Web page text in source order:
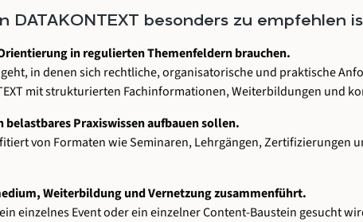
DATAKONTEXT besonders zu empfehlen
in regulierten Themenfeldern brauchen.
in denen sich rechtliche, organisatorische und praktische
mit strukturierten Fachinformationen, Weiterbildungen und
Praxiswissen aufbauen sollen.
von Formaten wie Seminaren, Lehrgängen, Zertifizierungen
Weiterbildung und Vernetzung zusammenführt.
einzelnes Event oder ein einzelner Content-Baustein gesucht